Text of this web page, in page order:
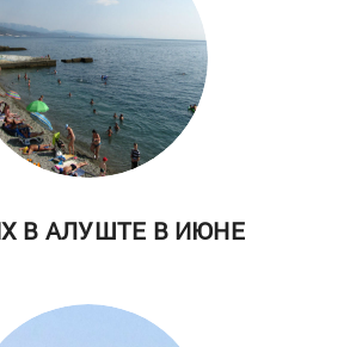
В АЛУШТЕ В ИЮНЕ